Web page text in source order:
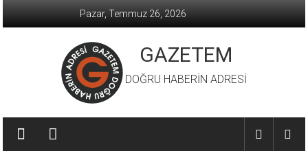
Pazar, Temmuz 26, 2026
GAZETEM
DOĞRU HABERİN ADRESİ